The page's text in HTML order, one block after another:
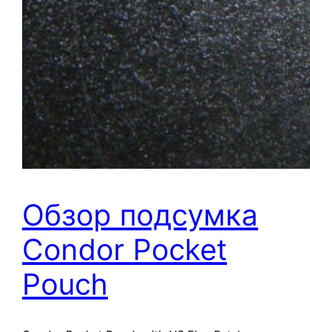
Обзор подсумка
Condor Pocket
Pouch